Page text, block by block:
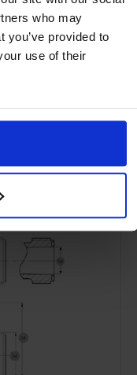
who may
you’ve provided to
use of their